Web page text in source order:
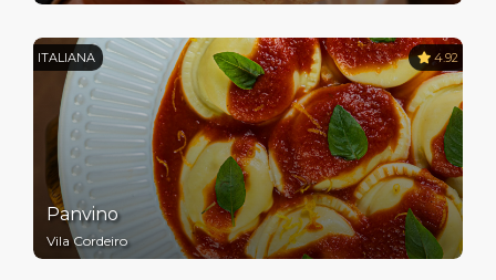
ITALIANA 4.92
Panvino
Vila Cordeiro